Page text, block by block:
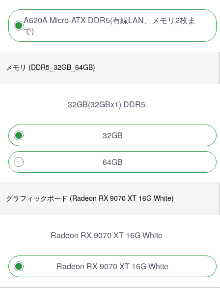
A620A Micro-ATX DDR5(有線LAN、メモリ2枚ま
で)
メモリ (DDR5_32GB_64GB)
32GB(32GBx1) DDR5
32GB
64GB
グラフィックボード (Radeon RX 9070 XT 16G White)
Radeon RX 9070 XT 16G White
Radeon RX 9070 XT 16G White